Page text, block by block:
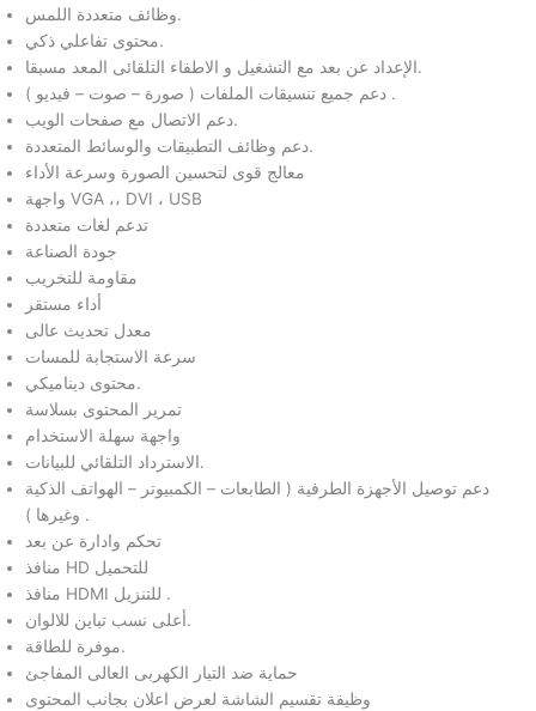
وظائف متعددة اللمس.
محتوى تفاعلي ذكي.
الإعداد عن بعد مع التشغيل و الاطفاء التلقائى المعد مسبقا.
دعم جميع تنسيقات الملفات ( صورة – صوت – فيديو ) .
دعم الاتصال مع صفحات الويب.
دعم وظائف التطبيقات والوسائط المتعددة.
معالج قوى لتحسين الصورة وسرعة الأداء
واجهة VGA ،، DVI ، USB
تدعم لغات متعددة
جودة الصناعة
مقاومة للتخريب
أداء مستقر
معدل تحديث عالى
سرعة الاستجابة للمسات
محتوى ديناميكي.
تمرير المحتوى بسلاسة
واجهة سهلة الاستخدام
الاسترداد التلقائي للبيانات.
دعم توصيل الأجهزة الطرفية ( الطابعات – الكمبيوتر – الهواتف الذكية
وغيرها ) .
تحكم وادارة عن بعد
منافذ HD للتحميل
منافذ HDMI للتنزيل .
أعلى نسب تباين للالوان.
موفرة للطاقة.
حماية ضد التيار الكهربى العالى المفاجئ
وظيفة تقسيم الشاشة لعرض اعلان بجانب المحتوى